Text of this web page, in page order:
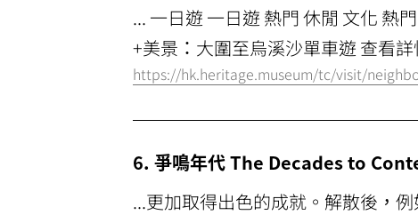
... 一日遊 一日遊 熱門 休閒 文化 熱
+美景：大圍至烏溪沙單車遊 查看
https://hk.heritage.museum/tc/visit/
6. 爭鳴年代 The Decades to
...更加取得出色的成就。解散後，